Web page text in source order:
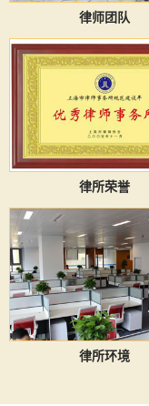
律师团队
律所荣誉
律所环境